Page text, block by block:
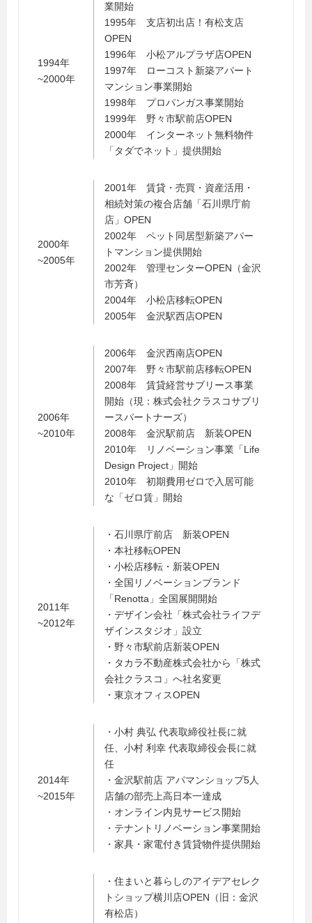
1994年
~2000年
業開始
1995年 支店初出店！有松支店
OPEN
1996年 小松アルプラザ店OPEN
1997年 ローコスト新築アパート
マンション事業開始
1998年 プロパンガス事業開始
1999年 野々市駅前店OPEN
2000年 インターネット無料物件
「タダでネット」提供開始
2000年
~2005年
2001年 賃貸・売買・資産活用・
相続対策の複合店舗「石川県庁前
店」OPEN
2002年 ペット同居型新築アパー
トマンション提供開始
2002年 管理センターOPEN（金沢
市芳斉）
2004年 小松店移転OPEN
2005年 金沢駅西店OPEN
2006年
~2010年
2006年 金沢西南店OPEN
2007年 野々市駅前店移転OPEN
2008年 賃貸経営サブリース事業
開始（現：株式会社クラスコサブリ
ースパートナーズ）
2008年 金沢駅前店 新装OPEN
2010年 リノベーション事業「Life
Design Project」開始
2010年 初期費用ゼロで入居可能
な「ゼロ賃」開始
2011年
~2012年
・石川県庁前店 新装OPEN
・本社移転OPEN
・小松店移転・新装OPEN
・全国リノベーションブランド
「Renotta」全国展開開始
・デザイン会社「株式会社ライフデ
ザインスタジオ」設立
・野々市駅前店新装OPEN
・タカラ不動産株式会社から「株式
会社クラスコ」へ社名変更
・東京オフィスOPEN
2014年
~2015年
・小村 典弘 代表取締役社長に就
任、小村 利幸 代表取締役会長に就
任
・金沢駅前店 アパマンショップ5人
店舗の部売上高日本一達成
・オンライン内見サービス開始
・テナントリノベーション事業開始
・家具・家電付き賃貸物件提供開始
・住まいと暮らしのアイデアセレク
トショップ横川店OPEN（旧：金沢
有松店）